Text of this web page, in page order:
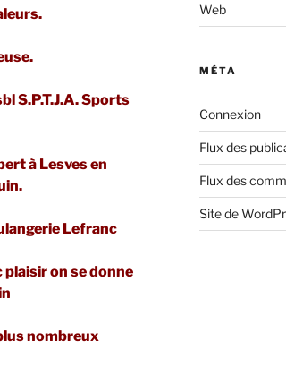
S.P.T.J.A. Sports
à Lesves en
Lefranc
on se donne
nombreux
Web
MÉTA
Connexion
Flux des
Flux des
Site de